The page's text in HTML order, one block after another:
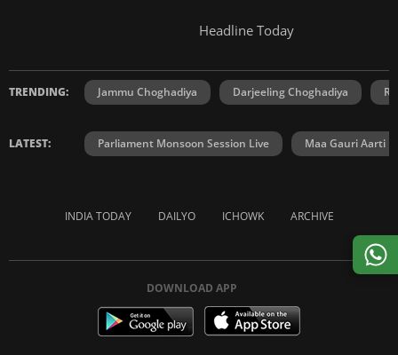
Headline Today
TRENDING: Jammu Choghadiya Darjeeling Choghadiya
LATEST: Parliament Monsoon Session Live Maa Gauri Aarti
INDIA TODAY DAILYO ICHOWK ARCHIVE
DOWNLOAD APP